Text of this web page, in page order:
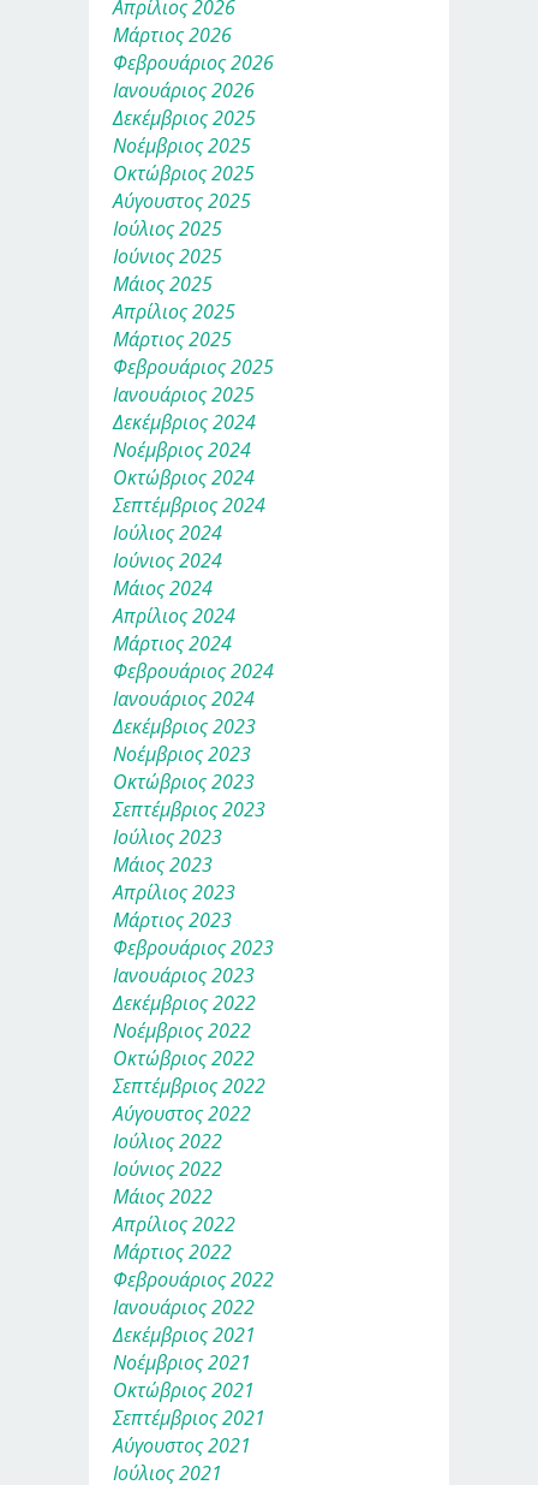
Απρίλιος 2026
Μάρτιος 2026
Φεβρουάριος 2026
Ιανουάριος 2026
Δεκέμβριος 2025
Νοέμβριος 2025
Οκτώβριος 2025
Αύγουστος 2025
Ιούλιος 2025
Ιούνιος 2025
Μάιος 2025
Απρίλιος 2025
Μάρτιος 2025
Φεβρουάριος 2025
Ιανουάριος 2025
Δεκέμβριος 2024
Νοέμβριος 2024
Οκτώβριος 2024
Σεπτέμβριος 2024
Ιούλιος 2024
Ιούνιος 2024
Μάιος 2024
Απρίλιος 2024
Μάρτιος 2024
Φεβρουάριος 2024
Ιανουάριος 2024
Δεκέμβριος 2023
Νοέμβριος 2023
Οκτώβριος 2023
Σεπτέμβριος 2023
Ιούλιος 2023
Μάιος 2023
Απρίλιος 2023
Μάρτιος 2023
Φεβρουάριος 2023
Ιανουάριος 2023
Δεκέμβριος 2022
Νοέμβριος 2022
Οκτώβριος 2022
Σεπτέμβριος 2022
Αύγουστος 2022
Ιούλιος 2022
Ιούνιος 2022
Μάιος 2022
Απρίλιος 2022
Μάρτιος 2022
Φεβρουάριος 2022
Ιανουάριος 2022
Δεκέμβριος 2021
Νοέμβριος 2021
Οκτώβριος 2021
Σεπτέμβριος 2021
Αύγουστος 2021
Ιούλιος 2021